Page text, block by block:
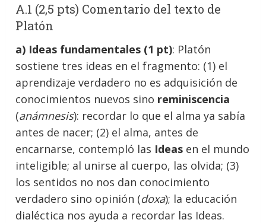
A.1 (2,5 pts) Comentario del texto de
Platón
a) Ideas fundamentales (1 pt): Platón
sostiene tres ideas en el fragmento: (1) el
aprendizaje verdadero no es adquisición de
conocimientos nuevos sino reminiscencia
(anámnesis): recordar lo que el alma ya sabía
antes de nacer; (2) el alma, antes de
encarnarse, contempló las Ideas en el mundo
inteligible; al unirse al cuerpo, las olvida; (3)
los sentidos no nos dan conocimiento
verdadero sino opinión (doxa); la educación
dialéctica nos ayuda a recordar las Ideas.